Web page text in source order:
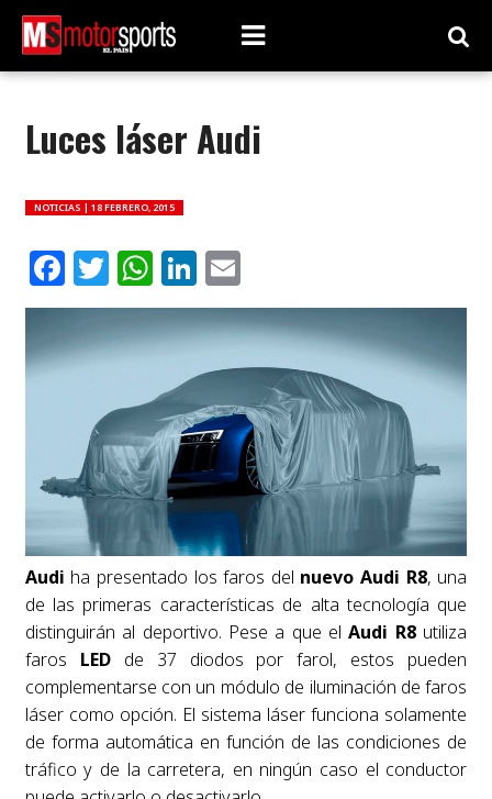
Luces láser Audi
NOTICIAS | 18 FEBRERO, 2015
Facebook
Twitter
WhatsApp
LinkedIn
Email
Audi ha presentado los faros del nuevo Audi R8, una
de las primeras características de alta tecnología que
distinguirán al deportivo. Pese a que elAudi R8utiliza
faros LEDde 37 diodos por farol, estos pueden
complementarse con un módulo de iluminación de faros
láser como opción. El sistema láser funciona solamente
de forma automática en función de las condiciones de
tráfico y de la carretera, en ningún caso el conductor